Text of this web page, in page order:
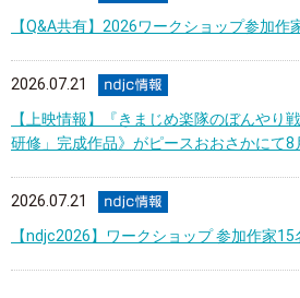
【Q&A共有】2026ワークショップ参加作
2026.07.21
【上映情報】『きまじめ楽隊のぼんやり
研修」完成作品》がピースおおさかにて8
2026.07.21
【ndjc2026】ワークショップ 参加作家15